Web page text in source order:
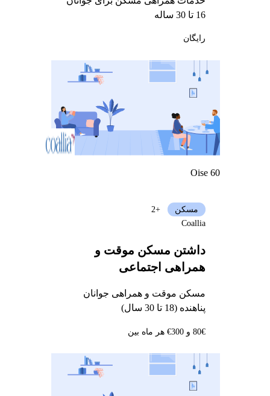
16 تا 30 ساله
رایگان
Oise 60
داشتن مسکن موقت و
همراهی اجتماعی
مسکن موقت و همراهی جوانان
پناهنده (18 تا 30 سال)
مسکن
+2
Coallia
80€ و 300€ هر ماه بین